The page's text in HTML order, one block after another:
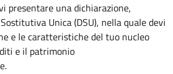
presentare una dichiarazione,
Unica (DSU), nella quale devi
e le caratteristiche del tuo nucleo
e il patrimonio